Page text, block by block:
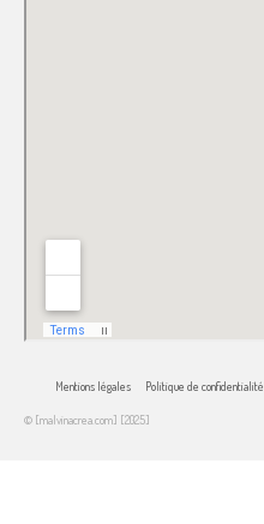
Mentions légales Politique de confidentialité
© [malvinacrea.com] [2025]